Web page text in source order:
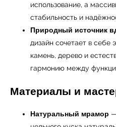
использование, а
стабильность и
Природный источник
дизайн сочетает в
камень, дерево и
гармонию между
Материалы и
Натуральный мрамор